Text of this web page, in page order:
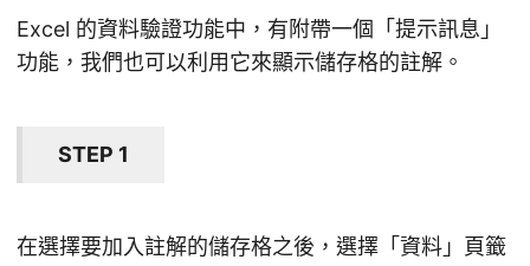
Excel 的資料驗證功能中，有附帶一個「提示訊息」
功能，我們也可以利用它來顯示儲存格的註解。
STEP 1
在選擇要加入註解的儲存格之後，選擇「資料」頁籤